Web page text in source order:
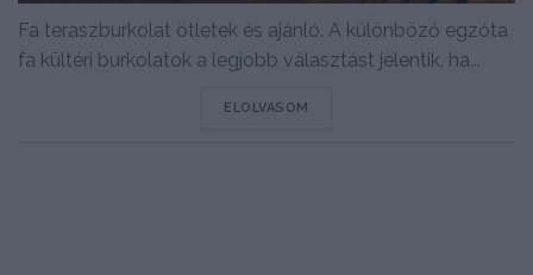
Fa teraszburkolat ötletek és ajánló. A különböző egzóta
fa kültéri burkolatok a legjobb választást jelentik, ha...
ELOLVASOM